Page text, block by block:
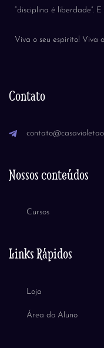
“disciplina é liberdade”.
Viva o seu espirito! Viva
Contato
Nossos conteúdos
Cursos
Links Rápidos
Loja
Área do Aluno